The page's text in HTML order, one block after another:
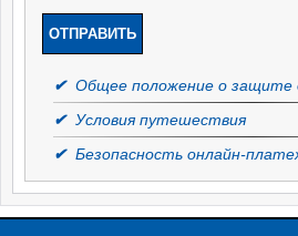
✔ Общее положение о защите
✔ Условия путешествия
✔ Безопасность онлайн-